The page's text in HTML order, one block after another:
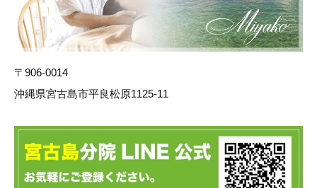
〒906-0014
沖縄県宮古島市平良松原1125-11